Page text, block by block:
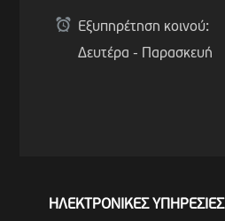
Εξυπηρέτηση κοινού:
Δευτέρα - Παρασκευή
ΗΛΕΚΤΡΟΝΙΚΕΣ ΥΠΗΡΕΣΙΕΣ